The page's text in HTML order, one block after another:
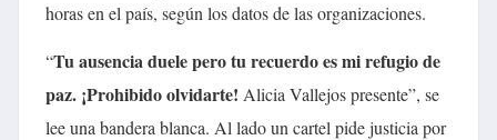
horas en el país, según los datos de las organizaciones.
“Tu ausencia duele pero tu recuerdo es mi refugio de
paz. ¡Prohibido olvidarte! Alicia Vallejos presente”, se
lee una bandera blanca. Al lado un cartel pide justicia por